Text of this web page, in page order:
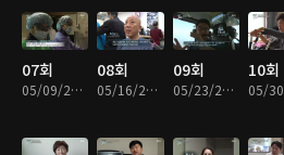
07회
05/09/2017 • 47분
08회
05/16/2017 • 47분
09회
05/23/2017 • 48분
10회